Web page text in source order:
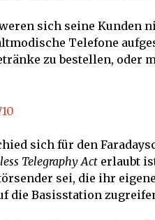
sich seine Kunden
Telefone
zu bestellen, oder
sich für den
Telegraphy Act erlaubt
sei, die ihr
die Basisstation